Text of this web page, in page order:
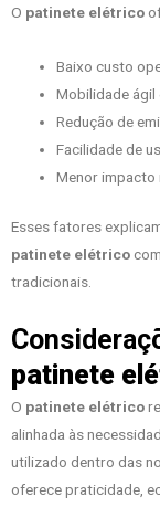
O patinete elétrico
Baixo custo
Mobilidade ágil
Redução de
Facilidade de
Menor impacto
Esses fatores
patinete elétrico
tradicionais.
patinete
O patinete elétrico
alinhada às
utilizado dentro das
oferece praticidade,